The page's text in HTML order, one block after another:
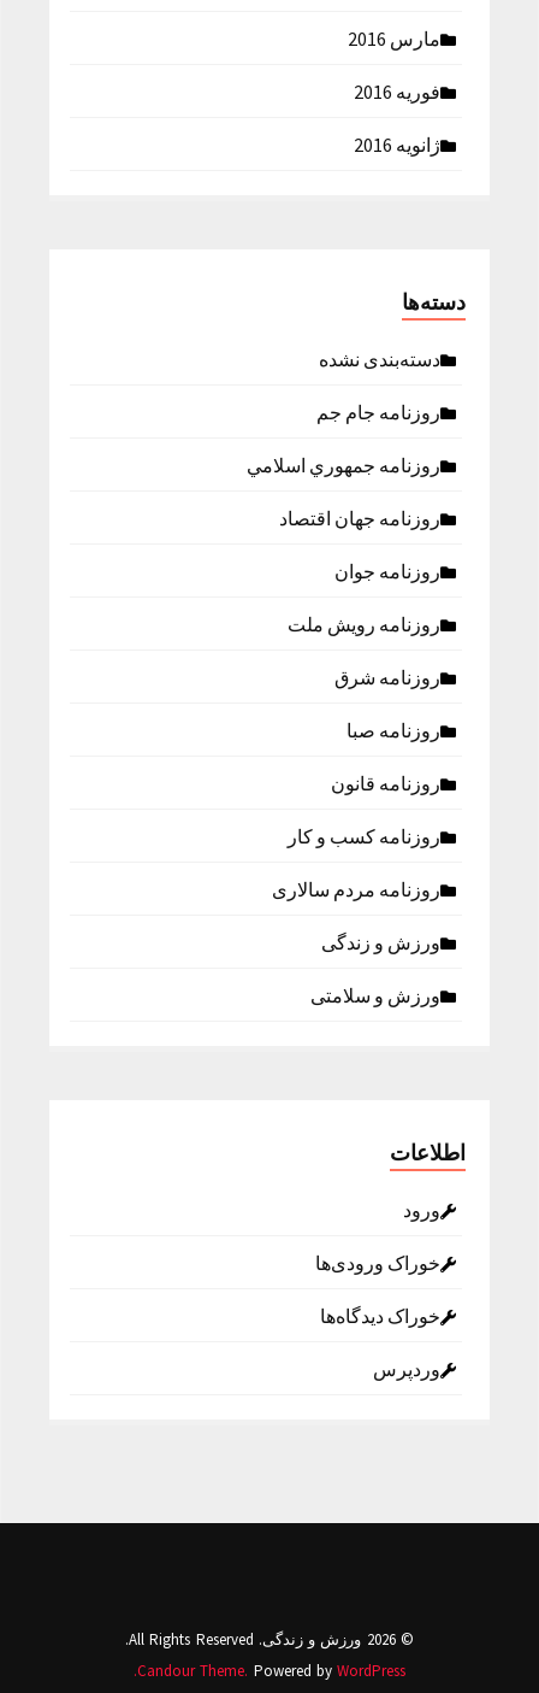
مارس 2016
فوریه 2016
ژانویه 2016
دسته‌ها
دسته‌بندی نشده
روزنامه جام جم
روزنامه جمهوري اسلامي
روزنامه جهان اقتصاد
روزنامه جوان
روزنامه رویش ملت
روزنامه شرق
روزنامه صبا
روزنامه قانون
روزنامه كسب و كار
روزنامه مردم سالاری
ورزش و زندگی
ورزش و سلامتی
اطلاعات
ورود
خوراک ورودی‌ها
خوراک دیدگاه‌ها
وردپرس
© 2026 ورزش و زندگی. All Rights Reserved.
Candour Theme. Powered byWordPress.